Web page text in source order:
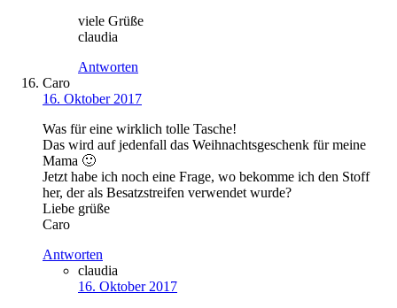
viele Grüße
claudia
Antworten
Caro
16. Oktober 2017
Was für eine wirklich tolle Tasche!
Das wird auf jedenfall das Weihnachtsgeschenk für meine
Mama 🙂
Jetzt habe ich noch eine Frage, wo bekomme ich den Stoff
her, der als Besatzstreifen verwendet wurde?
Liebe grüße
Caro
Antworten
claudia
16. Oktober 2017